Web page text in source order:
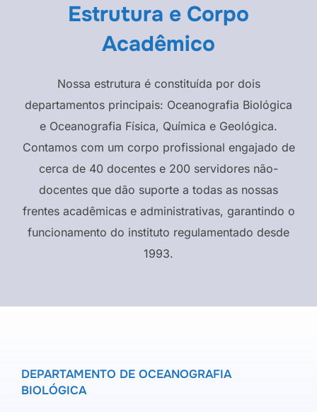
Estrutura e Corpo
Acadêmico
Nossa estrutura é constituída por dois
departamentos principais: Oceanografia Biológica
e Oceanografia Física, Química e Geológica.
Contamos com um corpo profissional engajado de
cerca de 40 docentes e 200 servidores não-
docentes que dão suporte a todas as nossas
frentes acadêmicas e administrativas, garantindo o
funcionamento do instituto regulamentado desde
1993.
DEPARTAMENTO DE OCEANOGRAFIA
BIOLÓGICA